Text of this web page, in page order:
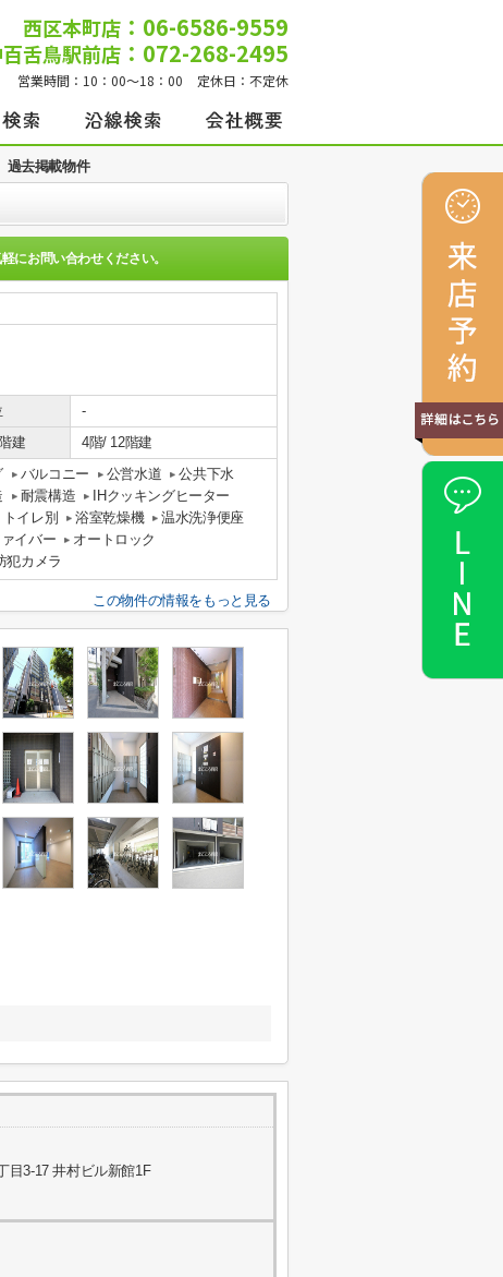
西区本町店 ：06-6586-9559
舌鳥駅前店 ：072-268-2495
営業時間： 10：00～18：00 定休日： 不定休
過去掲載物件
にお問い合わせください。
-
建 4階/ 12階建
バルコニー 公営水道
公共下水
耐震構造
IHクッキングヒーター
イレ別 浴室乾燥機
温水洗浄便座
イバー
オートロック
犯カメラ
この物件の情報をもっと見る
目3-17 井村ビル新館1F